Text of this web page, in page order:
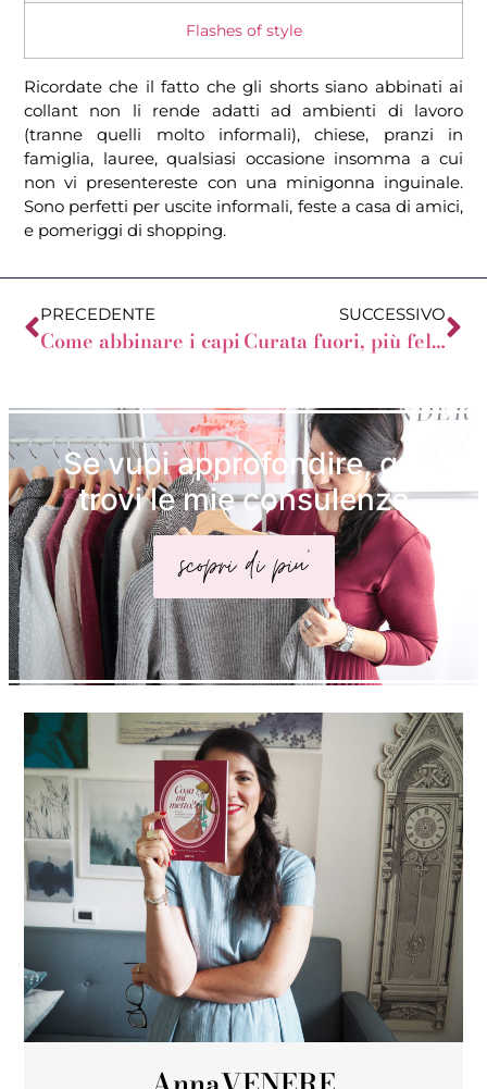
Flashes of style
Ricordate che il fatto che gli shorts siano abbinati ai
collant non li rende adatti ad ambienti di lavoro
(tranne quelli molto informali), chiese, pranzi in
famiglia, lauree, qualsiasi occasione insomma a cui
non vi presentereste con una minigonna inguinale.
Sono perfetti per uscite informali, feste a casa di amici,
e pomeriggi di shopping.
PRECEDENTE
Come abbinare i capi
SUCCESSIVO
Curata fuori, più felice dentro
Se vuoi approfondire, qui
trovi le mie consulenze
scopri di piu'